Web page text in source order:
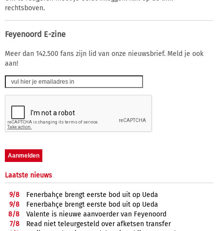
rechtsboven.
Feyenoord E-zine
Meer dan 142.500 fans zijn lid van onze nieuwsbrief. Meld je ook
aan!
Laatste nieuws
9/8
Fenerbahçe brengt eerste bod uit op Ueda
9/8
Fenerbahçe brengt eerste bod uit op Ueda
8/8
Valente is nieuwe aanvoerder van Feyenoord
7/8
Read niet teleurgesteld over afketsen transfer